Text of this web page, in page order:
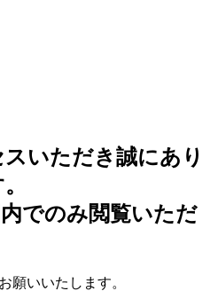
いただき誠にあり
でのみ閲覧いただ
願いいたします。